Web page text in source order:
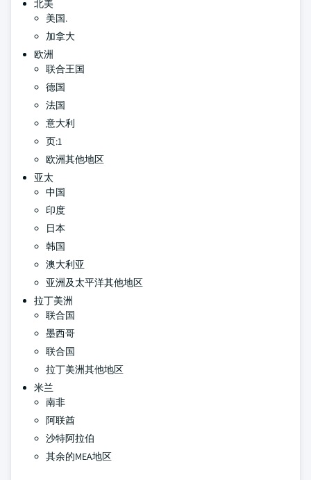
北美
美国.
加拿大
欧洲
联合王国
德国
法国
意大利
页:1
欧洲其他地区
亚太
中国
印度
日本
韩国
澳大利亚
亚洲及太平洋其他地区
拉丁美洲
联合国
墨西哥
联合国
拉丁美洲其他地区
米兰
南非
阿联酋
沙特阿拉伯
其余的MEA地区